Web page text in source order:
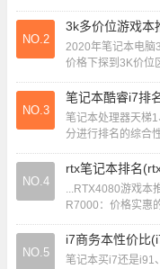
配置为Ultra7 -
NO.2
3k多价位游戏本
2020年笔记本电脑
价格下探到3K价位
薄本——联想
NO.3
笔记本酷睿i7排
笔记本处理器天梯
分进行排名的综合
现。2、点评：i5-
NO.4
rtx笔记本排名
...RTX4080游戏本
R7000：价格实惠
魔霸新锐：性价比
NO.5
i7商务本性价比
笔记本买i7还是i91